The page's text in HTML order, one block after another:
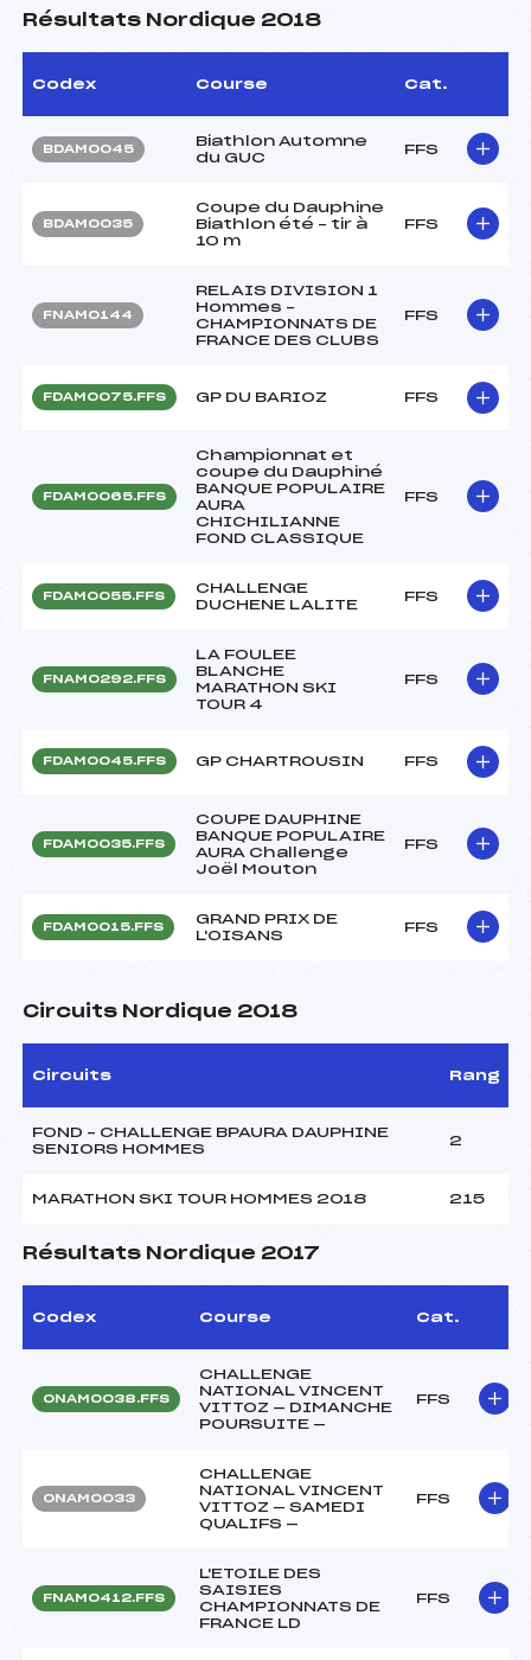
Résultats Nordique 2018
Codex Course Cat.
BDAM0045
Biathlon Automne
du GUC
FFS
BDAM0035
Coupe du Dauphine
Biathlon été – tir à
10 m
FFS
FNAM0144
RELAIS DIVISION 1
Hommes –
CHAMPIONNATS DE
FRANCE DES CLUBS
FFS
FDAM0075.FFS GP DU BARIOZ FFS
FDAM0065.FFS
Championnat et
coupe du Dauphiné
BANQUE POPULAIRE
AURA
CHICHILIANNE
FOND CLASSIQUE
FFS
FDAM0055.FFS
CHALLENGE
DUCHENE LALITE
FFS
FNAM0292.FFS
LA FOULEE
BLANCHE
MARATHON SKI
TOUR 4
FFS
FDAM0045.FFS GP CHARTROUSIN FFS
FDAM0035.FFS
COUPE DAUPHINE
BANQUE POPULAIRE
AURA Challenge
Joël Mouton
FFS
FDAM0015.FFS
GRAND PRIX DE
L'OISANS
FFS
Circuits Nordique 2018
Circuits Rang
FOND – CHALLENGE BPAURA DAUPHINE
SENIORS HOMMES
2
MARATHON SKI TOUR HOMMES 2018 215
Résultats Nordique 2017
Codex Course Cat.
ONAM0038.FFS
CHALLENGE
NATIONAL VINCENT
VITTOZ — DIMANCHE
POURSUITE —
FFS
ONAM0033
CHALLENGE
NATIONAL VINCENT
VITTOZ — SAMEDI
QUALIFS —
FFS
FNAM0412.FFS
L'ETOILE DES
SAISIES
CHAMPIONNATS DE
FRANCE LD
FFS